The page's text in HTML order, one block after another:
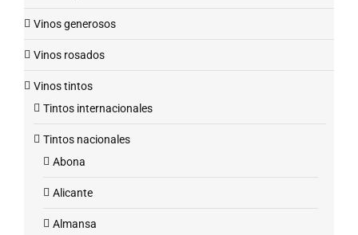
Vinos generosos
Vinos rosados
Vinos tintos
Tintos internacionales
Tintos nacionales
Abona
Alicante
Almansa